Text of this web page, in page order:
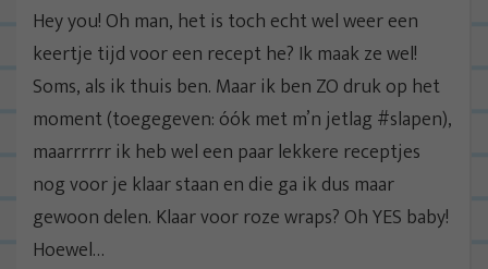
Hey you! Oh man, het is toch echt wel weer een
keertje tijd voor een recept he? Ik maak ze wel!
Soms, als ik thuis ben. Maar ik ben ZO druk op het
moment (toegegeven: óók met m’n jetlag #slapen),
maarrrrrr ik heb wel een paar lekkere receptjes
nog voor je klaar staan en die ga ik dus maar
gewoon delen. Klaar voor roze wraps? Oh YES baby!
Hoewel…